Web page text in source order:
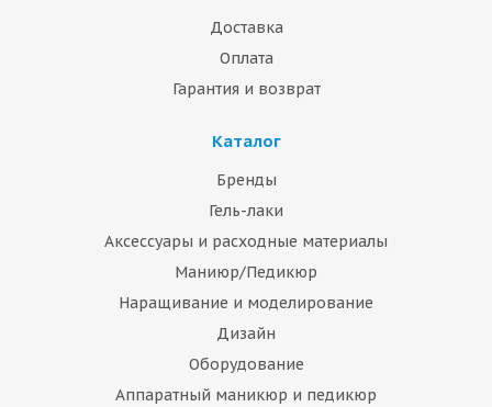
Доставка
Оплата
Гарантия и возврат
Каталог
Бренды
Гель-лаки
Аксессуары и расходные материалы
Маниюр/Педикюр
Наращивание и моделирование
Дизайн
Оборудование
Аппаратный маникюр и педикюр